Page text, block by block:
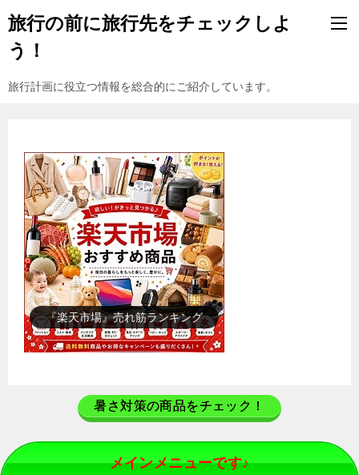
旅行の前に旅行先をチェックしよ
う！
旅行計画に役立つ情報を総合的にご紹介しています。
『楽天市場』売れ筋ランキング
暑さ対策の商品をチェック！
メインメニューです♪